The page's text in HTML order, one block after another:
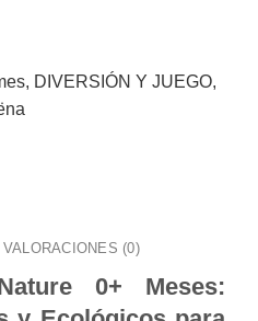
, DIVERSIÓN Y JUEGO,
VALORACIONES (0)
0+ Meses: